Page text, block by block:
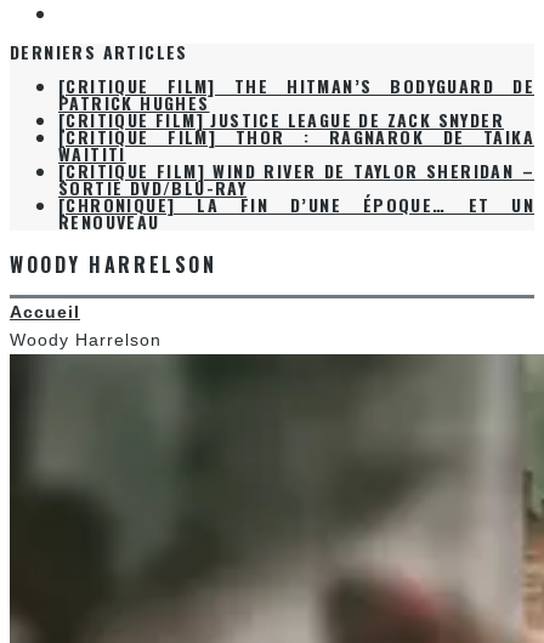
DERNIERS ARTICLES
[CRITIQUE FILM] THE HITMAN’S BODYGUARD DE
PATRICK HUGHES
[CRITIQUE FILM] JUSTICE LEAGUE DE ZACK SNYDER
[CRITIQUE FILM] THOR : RAGNAROK DE TAIKA
WAITITI
[CRITIQUE FILM] WIND RIVER DE TAYLOR SHERIDAN –
SORTIE DVD/BLU-RAY
[CHRONIQUE] LA FIN D’UNE ÉPOQUE… ET UN
RENOUVEAU
WOODY HARRELSON
Accueil
Woody Harrelson